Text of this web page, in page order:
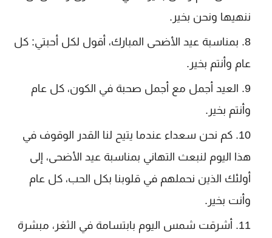
ننهيها ونحن بخير.
بمناسبة عيد الأضحى المبارك، أقول لكل أحبتي: كل
عام وأنتم بخير.
العيد أجمل مع أجمل صحبة في الكون، كل عام
وأنتم بخير.
كم نحن سعداء عندما يتيح لنا القدر الوقوف في
هذا اليوم لنبعث التهاني بمناسبة عيد الأضحى، إلى
أولئك الذين نحملهم في قلوبنا بكل الحب، كل عام
وأنت بخير.
أشرقت شمس اليوم بابتسامة في الثغر، مبشرة